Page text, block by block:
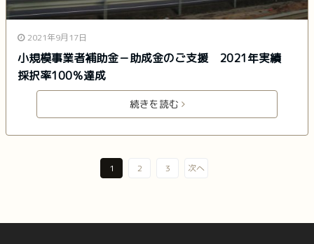
2021年9月17日
小規模事業者補助金－助成金のご支援 2021年実績
採択率100％達成
続きを読む
1 2 3 次へ